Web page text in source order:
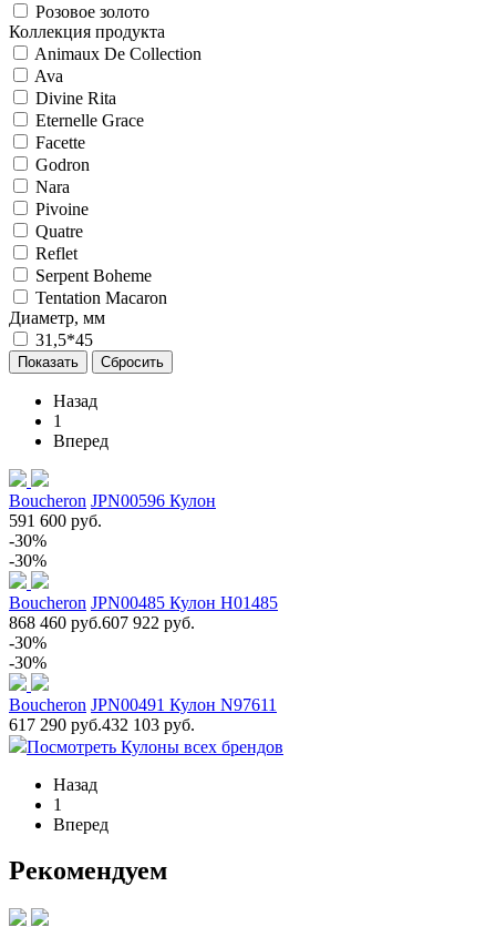
Розовое золото
Коллекция продукта
Animaux De Collection
Ava
Divine Rita
Eternelle Grace
Facette
Godron
Nara
Pivoine
Quatre
Reflet
Serpent Boheme
Tentation Macaron
Диаметр, мм
31,5*45
Назад
1
Вперед
Boucheron JPN00596 Кулон
591 600 руб.
-30%
-30%
Boucheron JPN00485 Кулон Н01485
868 460 руб.607 922 руб.
-30%
-30%
Boucheron JPN00491 Кулон N97611
617 290 руб.432 103 руб.
Посмотреть Кулоны всех брендов
Назад
1
Вперед
Рекомендуем